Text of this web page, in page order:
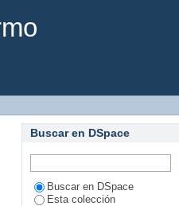
Buscar en DSpace
Buscar en DSpace
Esta colección